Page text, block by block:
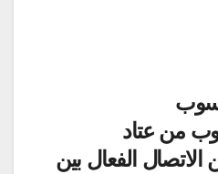
من عتاد
الفعال بين